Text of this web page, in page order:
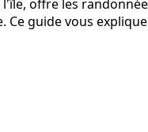
offre les
Ce guide vous